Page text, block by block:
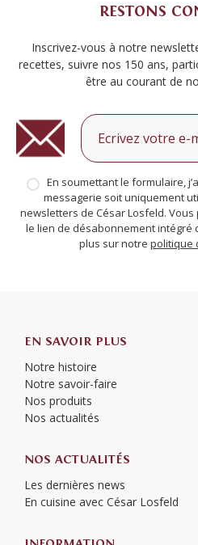
RESTONS
Inscrivez-vous à notre
recettes, suivre nos 150 ans,
être au courant de
En soumettant le formulaire,
messagerie soit uniquement
newsletters de César Losfeld.
le lien de désabonnement intégré
plus sur notre politique
EN SAVOIR PLUS
Notre histoire
Notre savoir-faire
Nos produits
Nos actualités
NOS ACTUALITÉS
Les dernières news
En cuisine avec César Losfeld